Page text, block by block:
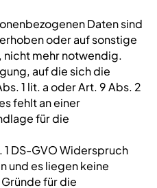
Daten sind
oder auf sonstige
mehr notwendig.
auf die sich die
1 lit. a oder Art. 9 Abs. 2
fehlt an einer
für die
1 DS-GVO Widerspruch
und es liegen keine
für die